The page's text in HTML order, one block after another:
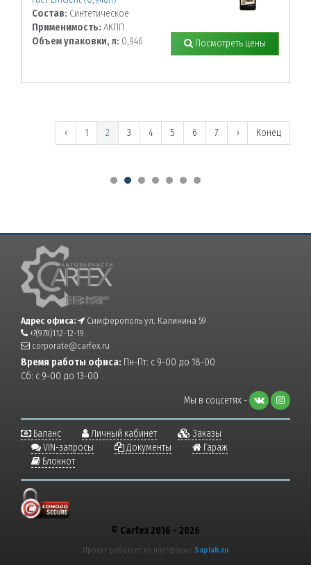
Состав: Синтетическое
Применимость: АКПП
Объем упаковки, л: 0,946 Посмотреть цены
‹ 1 2 3 4 5 6 7 › Конец
Адрес офиса:
Симферополь ул. Калинина 59
+7(978)112-12-19
corporate@carfex.ru
Время работы офиса: Пн-Пт: с 9-00 до 18-00
Сб: с 9-00 до 13-00
Мы в соцсетях -
Баланс Личный кабинет
Заказы
VIN-запросы
Документы
Гараж
Блокнот
© Carfex 2016 - 2026
Проект работает на платформе Saplab.ru